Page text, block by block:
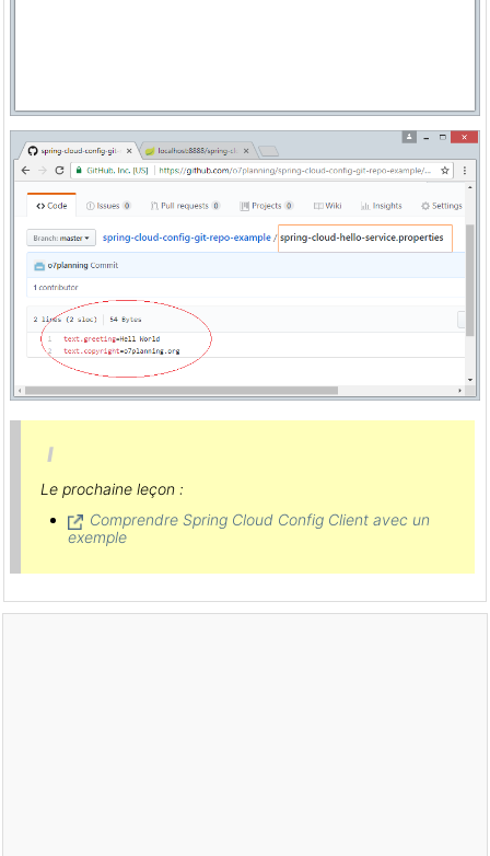
Le prochaine leçon :
Comprendre Spring Cloud Config Client avec un
exemple